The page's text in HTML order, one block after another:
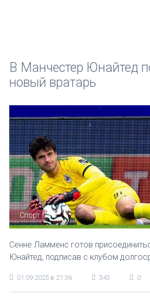
В Манчестер Юнайтед
новый вратарь
Спорт
Сенне Ламменс готов
Юнайтед, подписав с клубом
01.09.2025 в 21:36 343 0